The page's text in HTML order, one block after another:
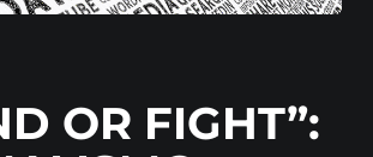
OR FIGHT”: